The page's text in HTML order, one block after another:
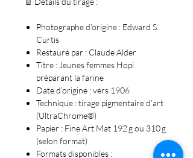
Photographe d’origine : Edward S.
Curtis
Restauré par : Claude Alder
Titre : Jeunes femmes Hopi
préparant la farine
Date d’origine :vers 1906
Technique :tirage pigmentaire d’art
(UltraChrome®)
Papier : Fine Art Mat 192 g ou 310 g
(selon format)
Formats disponibles :